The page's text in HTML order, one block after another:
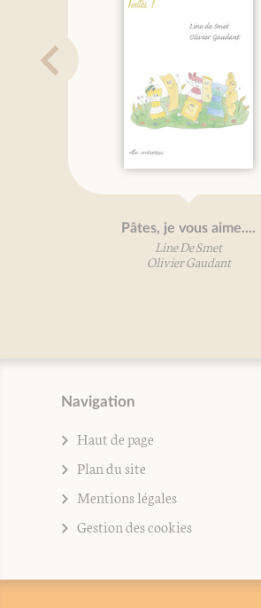
Pâtes, je vous aime....
Line De Smet
Olivier Gaudant
Navigation
Haut de page
Plan du site
Mentions légales
Gestion des cookies